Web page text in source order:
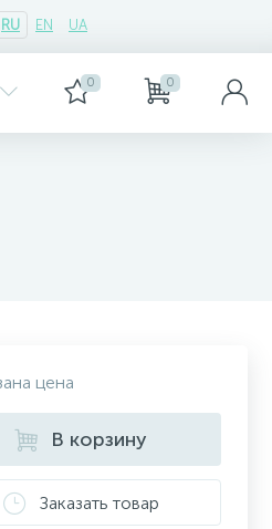
RU EN UA
0 0
цена
В корзину
Заказать товар